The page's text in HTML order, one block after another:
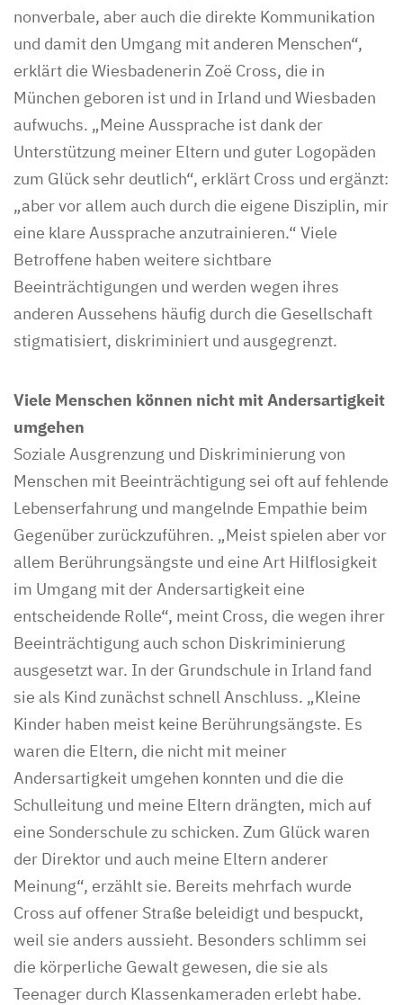
nonverbale, aber auch die direkte Kommunikation
und damit den Umgang mit anderen Menschen“,
erklärt die Wiesbadenerin Zoë Cross, die in
München geboren ist und in Irland und Wiesbaden
aufwuchs. „Meine Aussprache ist dank der
Unterstützung meiner Eltern und guter Logopäden
zum Glück sehr deutlich“, erklärt Cross und ergänzt:
„aber vor allem auch durch die eigene Disziplin, mir
eine klare Aussprache anzutrainieren.“ Viele
Betroffene haben weitere sichtbare
Beeinträchtigungen und werden wegen ihres
anderen Aussehens häufig durch die Gesellschaft
stigmatisiert, diskriminiert und ausgegrenzt.
Viele Menschen können nicht mit Andersartigkeit
umgehen
Soziale Ausgrenzung und Diskriminierung von
Menschen mit Beeinträchtigung sei oft auf fehlende
Lebenserfahrung und mangelnde Empathie beim
Gegenüber zurückzuführen. „Meist spielen aber vor
allem Berührungsängste und eine Art Hilflosigkeit
im Umgang mit der Andersartigkeit eine
entscheidende Rolle“, meint Cross, die wegen ihrer
Beeinträchtigung auch schon Diskriminierung
ausgesetzt war. In der Grundschule in Irland fand
sie als Kind zunächst schnell Anschluss. „Kleine
Kinder haben meist keine Berührungsängste. Es
waren die Eltern, die nicht mit meiner
Andersartigkeit umgehen konnten und die die
Schulleitung und meine Eltern drängten, mich auf
eine Sonderschule zu schicken. Zum Glück waren
der Direktor und auch meine Eltern anderer
Meinung“, erzählt sie. Bereits mehrfach wurde
Cross auf offener Straße beleidigt und bespuckt,
weil sie anders aussieht. Besonders schlimm sei
die körperliche Gewalt gewesen, die sie als
Teenager durch Klassenkameraden erlebt habe.